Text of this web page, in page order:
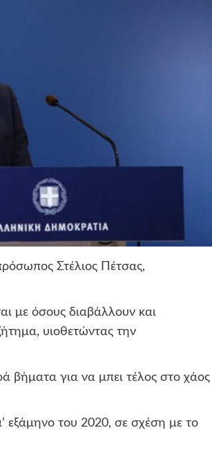
Στέλιος Πέτσας,
με όσους διαβάλλουν και
υιοθετώντας την
βήματα για να μπει τέλος στο χάος
εξάμηνο του 2020, σε σχέση με το